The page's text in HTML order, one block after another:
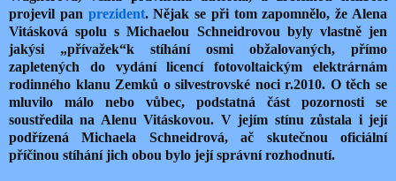
projevil pan prezident. Nějak se při tom zapomnělo, že Alena
Vitásková spolu s Michaelou Schneidrovou byly vlastně jen
jakýsi „přívažek“k stíhání osmi obžalovaných, přímo
zapletených do vydání licencí fotovoltaickým elektrárnám
rodinného klanu Zemků o silvestrovské noci r.2010. O těch se
mluvilo málo nebo vůbec, podstatná část pozornosti se
soustředila na Alenu Vitáskovou. V jejím stínu zůstala i její
podřízená Michaela Schneidrová, ač skutečnou oficiální
příčinou stíhání jich obou bylo její správní rozhodnutí.